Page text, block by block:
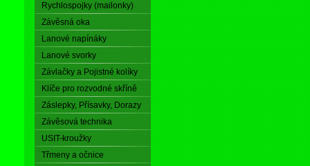
Rychlospojky (mailonky)
Závěsná oka
Lanové napínáky
Lanové svorky
Závlačky a Pojistné kolíky
Klíče pro rozvodné skříně
Záslepky, Přísavky, Dorazy
Závěsová technika
USIT-kroužky
Třmeny a očnice